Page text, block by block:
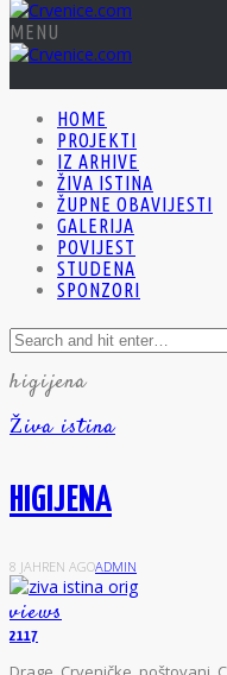
MENU
HOME
PROJEKTI
IZ ARHIVE
ŽIVA ISTINA
ŽUPNE OBAVIJESTI
GALERIJA
POVIJEST
STUDENA
SPONZORI
higijena
Živa istina
HIGIJENA
8 JAHREN AGOADMIN
views
2117